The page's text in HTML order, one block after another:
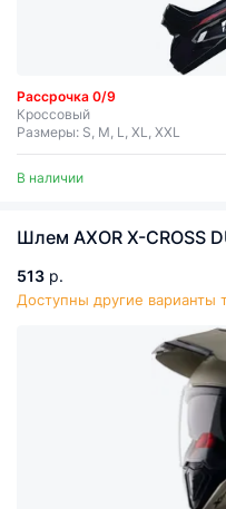
Рассрочка 0/9
Кроссовый
Размеры: S, M, L, XL, XXL
В наличии
Шлем AXOR X-CROSS
513 р.
Доступны другие варианты